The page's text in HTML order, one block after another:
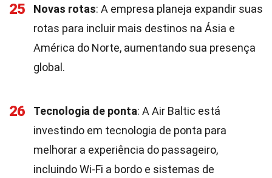
25 Novas rotas: A empresa planeja expandir suas
rotas para incluir mais destinos na Ásia e
América do Norte, aumentando sua presença
global.
26 Tecnologia de ponta: A Air Baltic está
investindo em tecnologia de ponta para
melhorar a experiência do passageiro,
incluindo Wi-Fi a bordo e sistemas de